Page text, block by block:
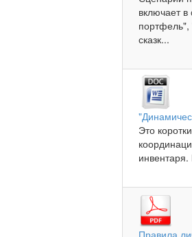
включает в
портфель",
сказк...
Это